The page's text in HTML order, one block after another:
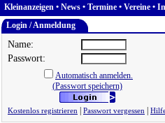
Kleinanzeigen • News • Termine • Vereine •
Login / Anmeldung
Name:
Passwort:
Automatisch anmelden.
(Passwort speichern)
Kostenlos registrieren Passwort vergessen